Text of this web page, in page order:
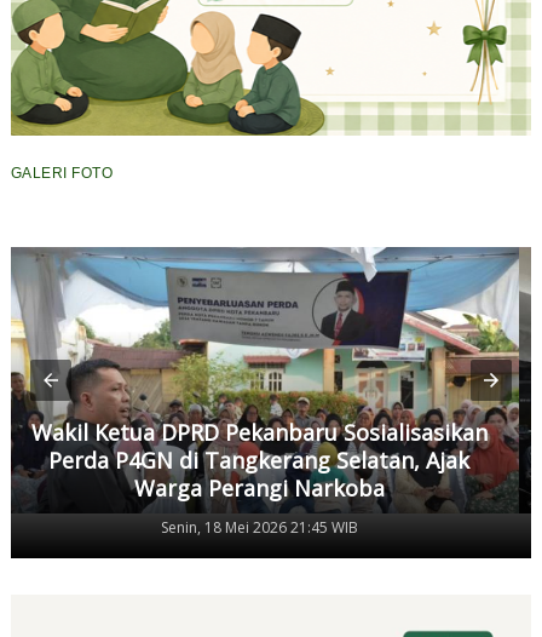
GALERI FOTO
Wakil Ketua DPRD Pekanbaru Sosialisasikan
Perda P4GN di Tangkerang Selatan, Ajak
Warga Perangi Narkoba
Senin, 18 Mei 2026 21:45 WIB